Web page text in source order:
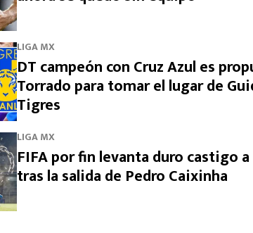
LIGA MX
DT campeón con Cruz Azul es
Torrado para tomar el lugar de
Tigres
LIGA MX
FIFA por fin levanta duro castigo a
tras la salida de Pedro Caixinha